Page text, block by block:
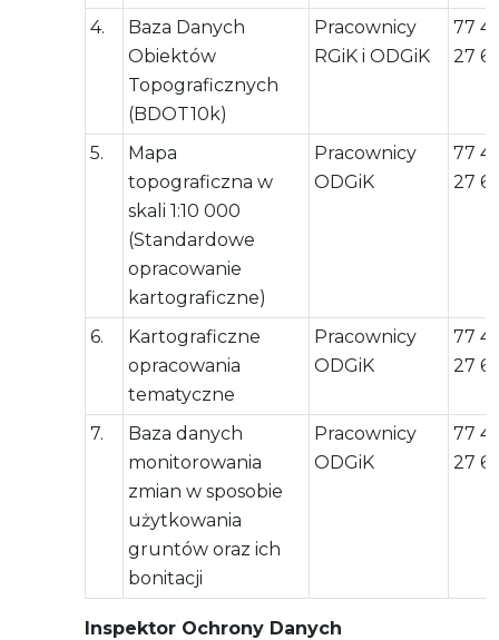
4.
Baza Danych
Obiektów
Topograficznych
(BDOT10k)
Pracownicy
RGiK i ODGiK
77
27 65
5.
Mapa
topograficzna w
skali 1:10 000
(Standardowe
opracowanie
kartograficzne)
Pracownicy
ODGiK
77
27 65
6.
Kartograficzne
opracowania
tematyczne
Pracownicy
ODGiK
77
27 65
7.
Baza danych
monitorowania
zmian w sposobie
użytkowania
gruntów oraz ich
bonitacji
Pracownicy
ODGiK
77
27 65
Inspektor Ochrony Danych